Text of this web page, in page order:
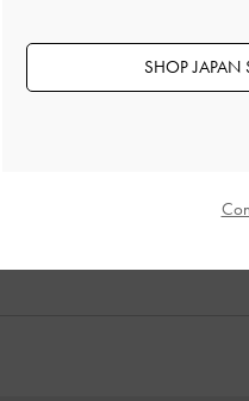
SHOP JAPAN